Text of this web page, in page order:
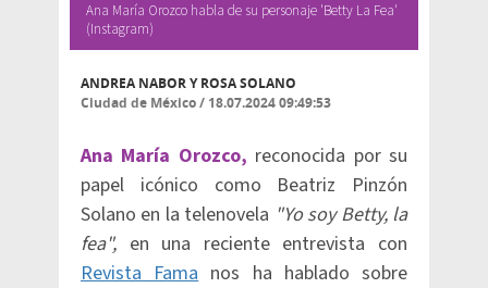
Ana María Orozco habla de su personaje 'Betty La Fea'
(Instagram)
ANDREA NABORY ROSA SOLANO
Ciudad de México/ 18.07.2024 09:49:53
Ana María Orozco, reconocida por su
papel icónico como Beatriz Pinzón
Solano en la telenovela "Yo soy Betty, la
fea", en una reciente entrevista con
Revista Famanos ha hablado sobre